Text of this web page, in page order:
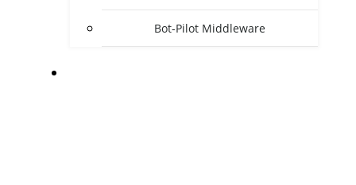
Bot-Pilot Middleware